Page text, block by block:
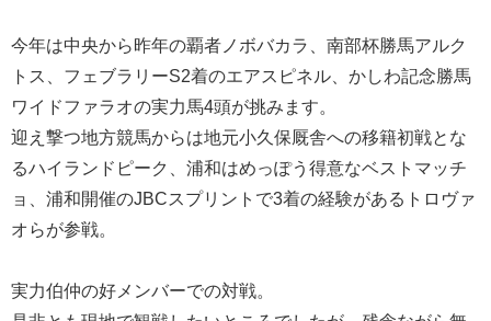
今年は中央から昨年の覇者ノボバカラ、南部杯勝馬アルク
トス、フェブラリーS2着のエアスピネル、かしわ記念勝馬
ワイドファラオの実力馬4頭が挑みます。
迎え撃つ地方競馬からは地元小久保厩舎への移籍初戦とな
るハイランドピーク、浦和はめっぽう得意なベストマッチ
ョ、浦和開催のJBCスプリントで3着の経験があるトロヴァ
オらが参戦。
実力伯仲の好メンバーでの対戦。